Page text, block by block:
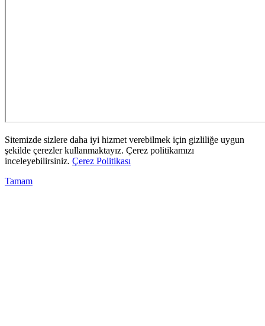
Sitemizde sizlere daha iyi hizmet verebilmek için gizliliğe uygun
şekilde çerezler kullanmaktayız. Çerez politikamızı
inceleyebilirsiniz. Çerez Politikası
Tamam